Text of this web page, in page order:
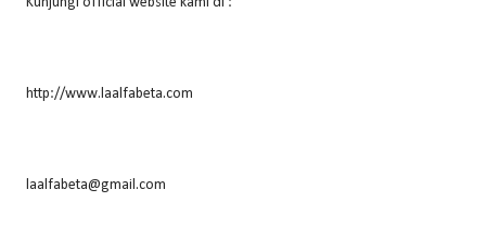
http://www.laalfabeta.com
laalfabeta@gmail.com